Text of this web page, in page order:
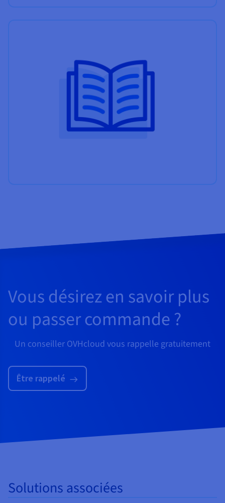
Vous désirez en savoir plus
ou passer commande ?
Un conseiller OVHcloud vous rappelle gratuitement
Être rappelé
Solutions associées